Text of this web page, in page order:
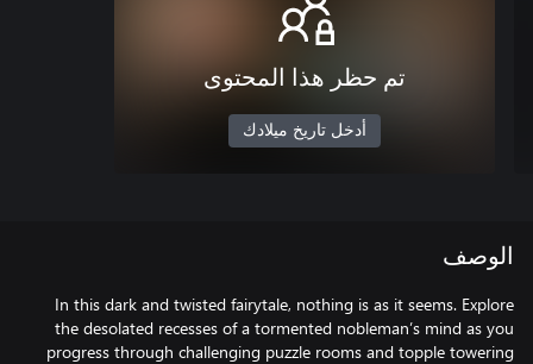
تم حظر هذا المحتوى
أدخل تاريخ ميلادك
الوصف
In this dark and twisted fairytale, nothing is as it seems. Explore
the desolated recesses of a tormented nobleman’s mind as you
progress through challenging puzzle rooms and topple towering